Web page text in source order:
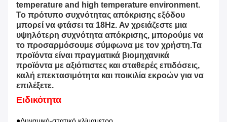
temperature and high temperature environment.
Το πρότυπο συχνότητας απόκρισης εξόδου
μπορεί να φτάσει τα 18Hz. Αν χρειάζεστε μια
υψηλότερη συχνότητα απόκρισης, μπορούμε να
το προσαρμόσουμε σύμφωνα με τον χρήστη.Τα
προϊόντα είναι πραγματικά βιομηχανικά
προϊόντα με αξιόπιστες και σταθερές επιδόσεις,
καλή επεκτασιμότητα και ποικιλία εκροών για να
επιλέξετε.
Ειδικότητα